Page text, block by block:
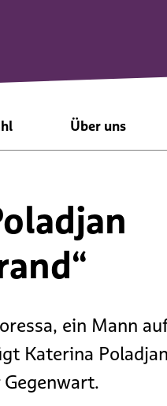
Über uns
Freunde
ein Mann
Katerina